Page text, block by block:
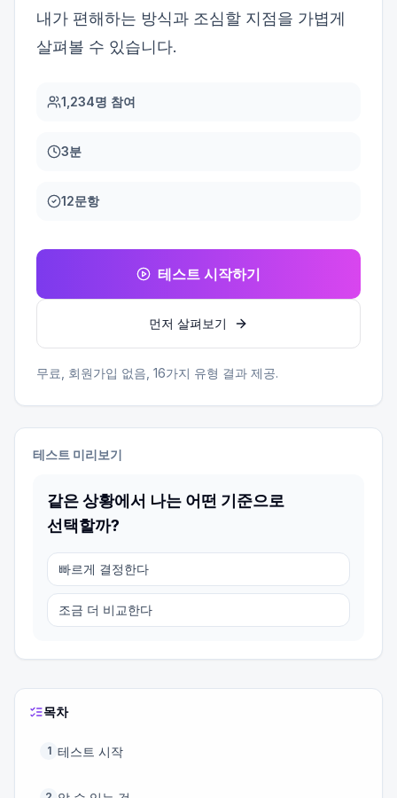
내가 편해하는 방식과 조심할 지점을 가볍게
살펴볼 수 있습니다.
1,234명 참여
3분
12문항
테스트 시작하기
먼저 살펴보기
무료, 회원가입 없음, 16가지 유형 결과 제공.
테스트 미리보기
같은 상황에서 나는 어떤 기준으로
선택할까?
빠르게 결정한다
조금 더 비교한다
목차
1 테스트 시작